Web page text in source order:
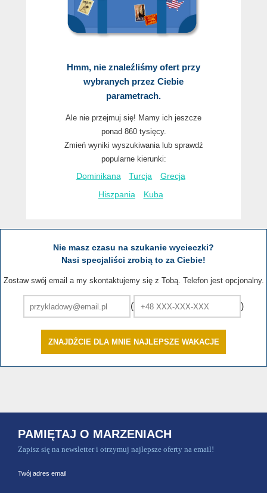
Hmm, nie znaleźliśmy ofert przy
wybranych przez Ciebie
parametrach.
Ale nie przejmuj się! Mamy ich jeszcze
ponad 860 tysięcy.
Zmień wyniki wyszukiwania lub sprawdź
popularne kierunki:
Dominikana
Turcja Grecja
Hiszpania Kuba
Nie masz czasu na szukanie wycieczki?
Nasi specjaliści zrobią to za Ciebie!
Zostaw swój email a my skontaktujemy się z Tobą. Telefon jest opcjonalny.
( )
ZNAJDŹCIE DLA MNIE NAJLEPSZE WAKACJE
PAMIĘTAJ O MARZENIACH
Zapisz się na newsletter i otrzymuj najlepsze oferty na email!
Twój adres email